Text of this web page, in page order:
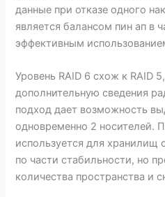
данные при отказе одного
является балансом пин ап в
эффективным
Уровень RAID 6 схож к RAID
дополнительную сведения
подход дает возможность
одновременно 2 носителей.
используется для
по части стабильности, но
количества пространства и